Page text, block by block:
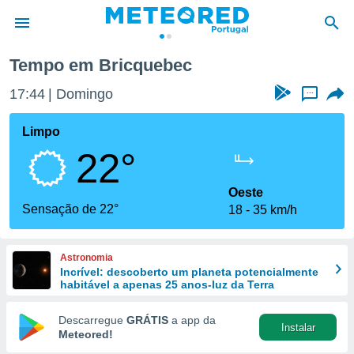
da
foi
fornecidas
a este
das
e
forma
digital
Tempo em Bricquebec
17:44 Domingo ...
Limpo
22°
Sensação de 22°
Oeste
18
35 km/h
Astronomia
Incrível: descoberto um planeta potencialmente
habitável a apenas 25 anos-luz da Terra
Descarregue GRÁTIS a app da
Meteored!
Instalar